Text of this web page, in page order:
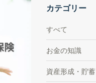
カテゴリー
すべて
お金の知識
資産形成・貯蓄